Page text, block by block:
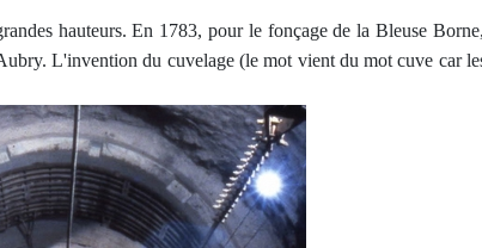
hauteurs. En 1783, pour le fonçage de la Bleuse
L'invention du cuvelage (le mot vient du mot cuve car